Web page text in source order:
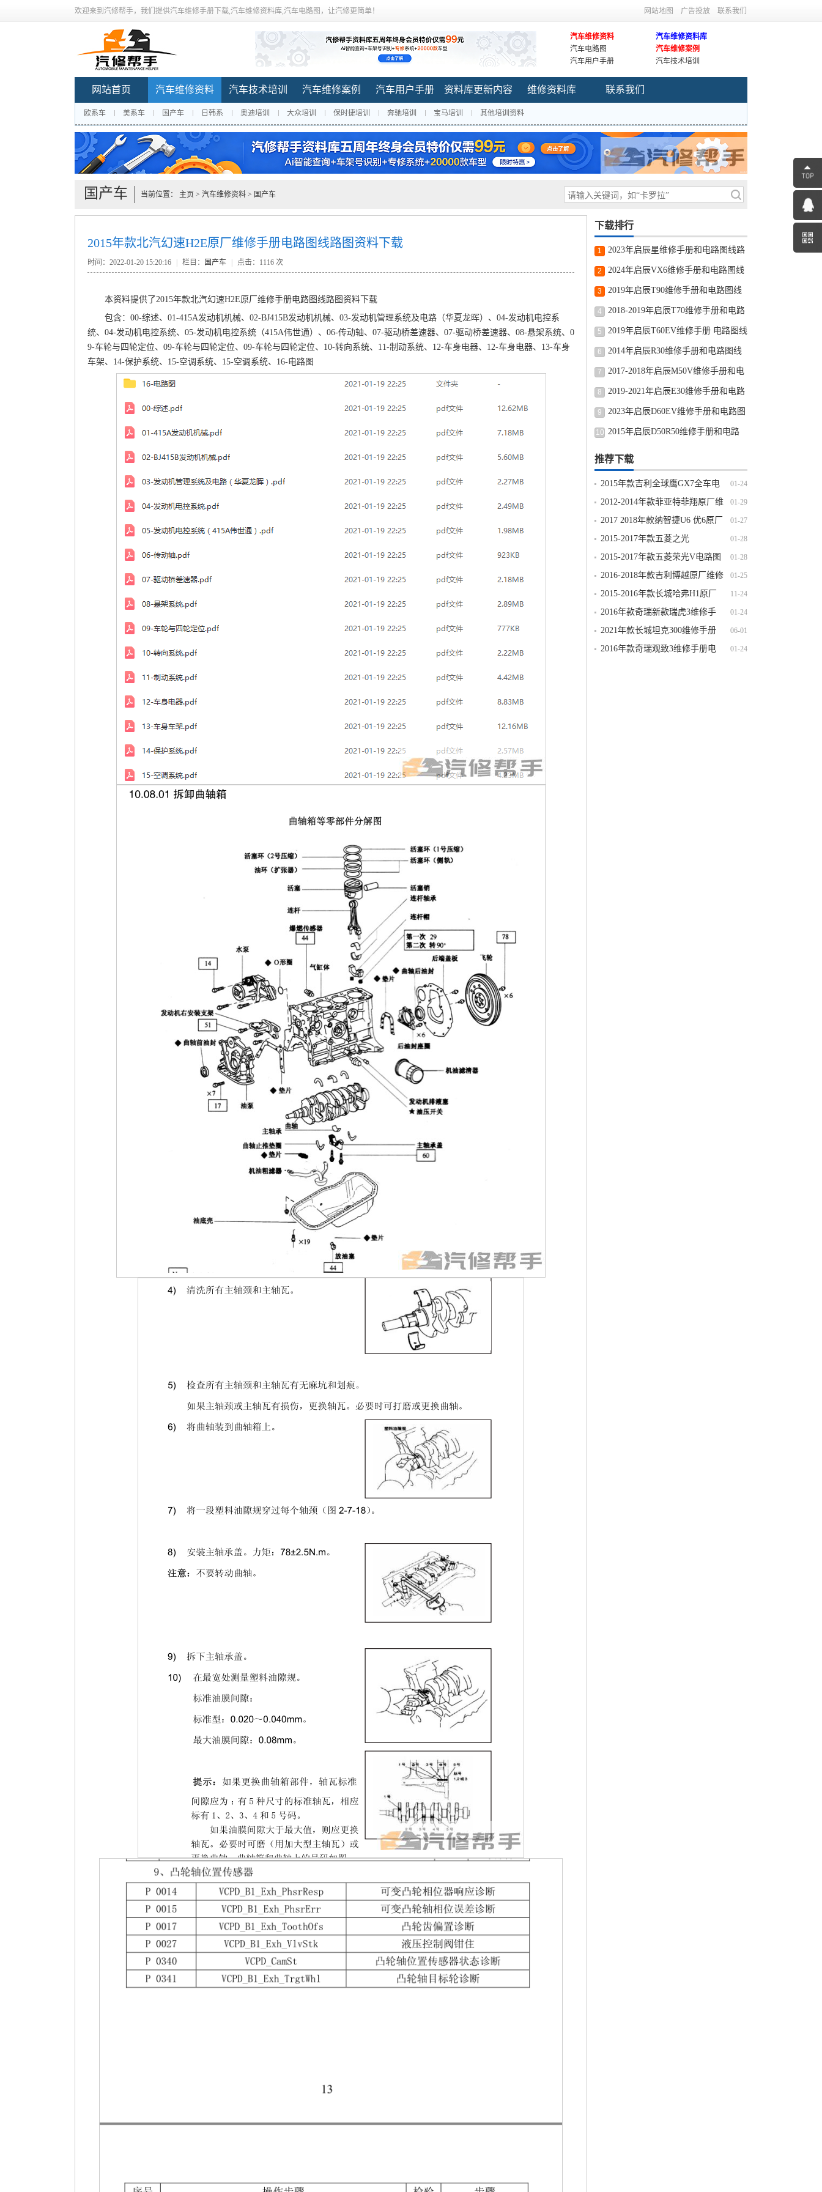
欢迎来到汽修帮手，我们提供汽车维修手册下载,汽车维修资料库,汽车电路图，让汽修更简单！ 网站地图 广告投放 联系我们
汽车维修资料
汽车维修资料库
汽车电路图
汽车维修案例
汽车用户手册
汽车技术培训
网站首页 汽车维修资料 汽车技术培训 汽车维修案例 汽车用户手册 资料库更新内容 维修资料库 联系我们
欧系车 美系车 国产车 日韩系 奥迪培训 大众培训 保时捷培训 奔驰培训 宝马培训 其他培训资料
国产车 当前位置： 主页 > 汽车维修资料 > 国产车
2015年款北汽幻速H2E原厂维修手册电路图线路图资料下载
时间：2022-01-20 15:20:16 栏目： 国产车 点击： 1116 次
本资料提供了2015年款北汽幻速H2E原厂维修手册电路图线路图资料下载
包含：00-综述、01-415A发动机机械、02-BJ415B发动机机械、03-发动机管理系统及电路（华夏龙晖）、04-发动机电控系
统、04-发动机电控系统、05-发动机电控系统（415A伟世通）、06-传动轴、07-驱动桥差速器、07-驱动桥差速器、08-悬架系统、0
9-车轮与四轮定位、09-车轮与四轮定位、09-车轮与四轮定位、10-转向系统、11-制动系统、12-车身电器、12-车身电器、13-车身
车架、14-保护系统、15-空调系统、15-空调系统、16-电路图
下载排行
1
2023年启辰星维修手册和电路图线路
图修车资源下载
2
2024年启辰VX6维修手册和电路图线
路图修车资源下载
3
2019年启辰T90维修手册和电路图线
路图修车资源下载
4
2018-2019年启辰T70维修手册和电路
图线路图修车资源下载
5
2019年启辰T60EV维修手册 电路图线
路图修车资源下载
6
2014年启辰R30维修手册和电路图线
路图修车资源下载
7
2017-2018年启辰M50V维修手册和电
路图线路图修车资源下载
8
2019-2021年启辰E30维修手册和电路
图线路图修车资源下载
9
2023年启辰D60EV维修手册和电路图
线路图修车资源下载
10 2015年启辰D50R50维修手册和电路
推荐下载
01-24
2015年款吉利全球鹰GX7全车电
路图线路图资料下载
01-29
2012-2014年款菲亚特菲翔原厂维
修手册电路图线路图资料下载
01-27
2017 2018年款纳智捷U6 优6原厂
维修手册电路图线路图资料下载
01-28
2015-2017年款五菱之光
S（N120）电路图线路图资料下载
01-28
2015-2017年款五菱荣光V电路图
线路图资料下载
01-25
2016-2018年款吉利博越原厂维修
手册电路图线路图资料下载
11-24
2015-2016年款长城哈弗H1原厂
维修手册电路图线路图资料下载
01-24
2016年款奇瑞新款瑞虎3维修手
册电路图线路图资料下载
06-01
2021年款长城坦克300维修手册
电路图线路图资料下载
01-24
2016年款奇瑞观致3维修手册电